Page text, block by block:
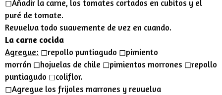
◻︎Añadir la carne, los tomates cortados en cubitos y el
puré de tomate.
Revuelva todo suavemente de vez en cuando.
La carne cocida
Agregue: ◻︎repollo puntiagudo ◻︎pimiento
morrón ◻︎hojuelas de chile ◻︎pimientos morrones ◻︎repollo
puntiagudo ◻︎coliflor.
◻︎Agregue los frijoles marrones y revuelva